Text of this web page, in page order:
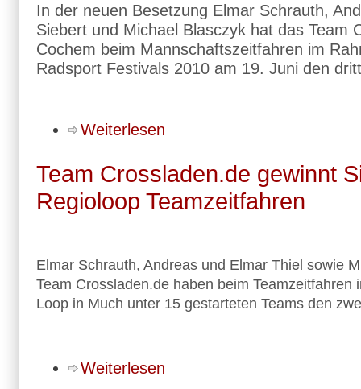
In der neuen Besetzung Elmar Schrauth,
Siebert und Michael Blasczyk hat das Team
Cochem beim Mannschaftszeitfahren im
Radsport Festivals 2010 am 19. Juni den
Weiterlesen
Team Crossladen.de gewinnt
Regioloop Teamzeitfahren
Elmar Schrauth, Andreas und Elmar Thiel sowie
Team Crossladen.de haben beim Teamzeitfahren
Loop in Much unter 15 gestarteten Teams den
Weiterlesen